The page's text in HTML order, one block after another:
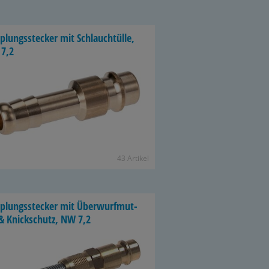
mit Schlauch­tül­le,
43 Ar­ti­kel
mit Über­wurf­mut­
ter & Knick­schutz, NW 7,2